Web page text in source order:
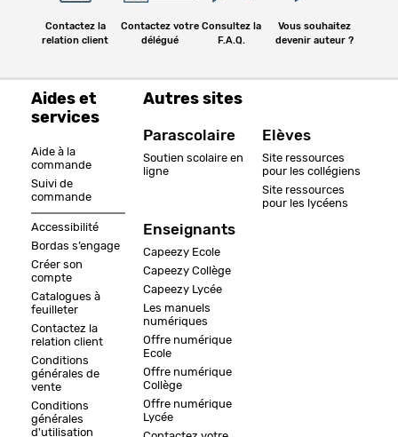
Contactez la
relation client
Contactez votre
délégué
Consultez la
F.A.Q.
Vous souhaitez
devenir auteur ?
Aides et
services
Aide à la
commande
Suivi de
commande
Accessibilité
Bordas s’engage
Créer son
compte
Catalogues à
feuilleter
Contactez la
relation client
Conditions
générales de
vente
Conditions
générales
d'utilisation
Autres sites
Parascolaire
Soutien scolaire en
ligne
Enseignants
Capeezy Ecole
Capeezy Collège
Capeezy Lycée
Les manuels
numériques
Offre numérique
Ecole
Offre numérique
Collège
Offre numérique
Lycée
Elèves
Site ressources
pour les collégiens
Site ressources
pour les lycéens